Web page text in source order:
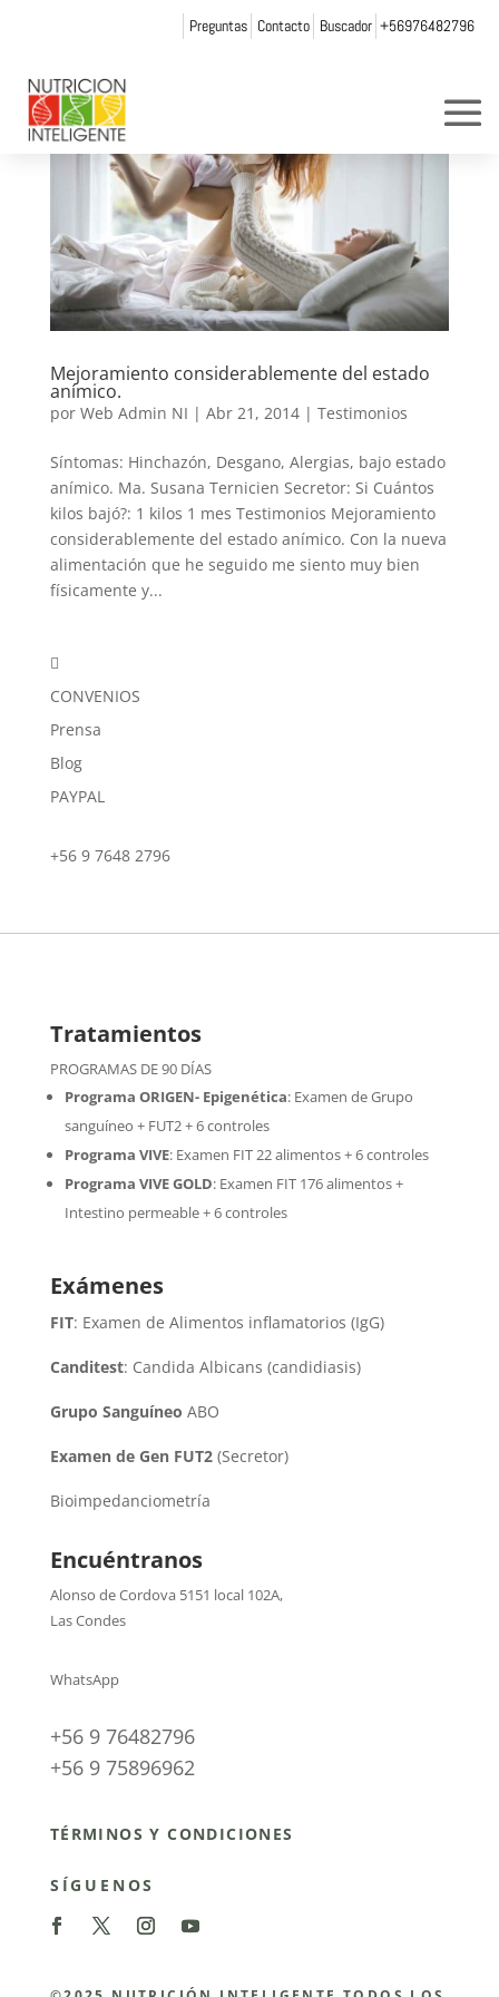
Preguntas Contacto Buscador +56976482796
Mejoramiento considerablemente del estado
anímico.
por Web Admin NI | Abr 21, 2014| Testimonios
Síntomas: Hinchazón, Desgano, Alergias, bajo estado
anímico. Ma. Susana Ternicien Secretor: Si Cuántos
kilos bajó?: 1 kilos 1 mes Testimonios Mejoramiento
considerablemente del estado anímico. Con la nueva
alimentación que he seguido me siento muy bien
físicamente y...

CONVENIOS
Prensa
Blog
PAYPAL
+56 9 7648 2796
Tratamientos
PROGRAMAS DE 90 DÍAS
Programa ORIGEN- Epigenética:Examen de Grupo
sanguíneo + FUT2 + 6 controles
Programa VIVE: Examen FIT 22 alimentos + 6 controles
Programa VIVE GOLD: Examen FIT 176 alimentos +
Intestino permeable + 6 controles
Exámenes
FIT: Examen de Alimentos inflamatorios (IgG)
Canditest: Candida Albicans (candidiasis)
Grupo Sanguíneo ABO
Examen de Gen FUT2(Secretor)
Bioimpedanciometría
Encuéntranos
Alonso de Cordova 5151 local 102A,
Las Condes
WhatsApp
+56 9 76482796
+56 9 75896962
TÉRMINOS Y CONDICIONES
SÍGUENOS